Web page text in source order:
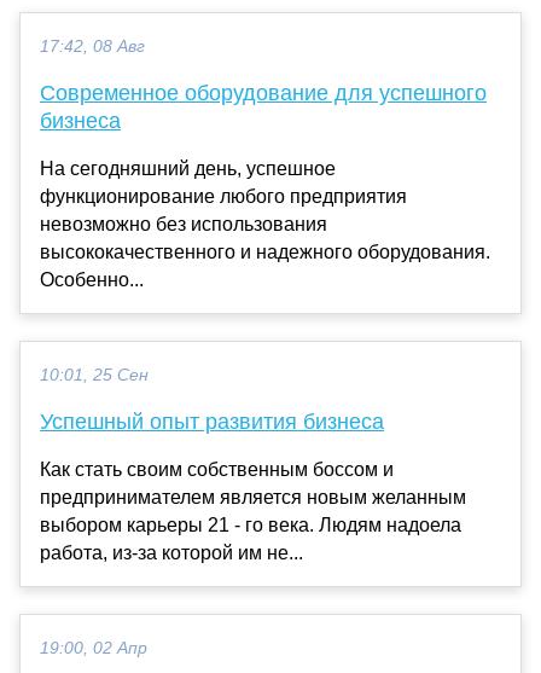
17:42, 08 Авг
Современное оборудование для успешного
бизнеса
На сегодняшний день, успешное
функционирование любого предприятия
невозможно без использования
высококачественного и надежного оборудования.
Особенно...
10:01, 25 Сен
Успешный опыт развития бизнеса
Как стать своим собственным боссом и
предпринимателем является новым желанным
выбором карьеры 21 - го века. Людям надоела
работа, из-за которой им не...
19:00, 02 Апр